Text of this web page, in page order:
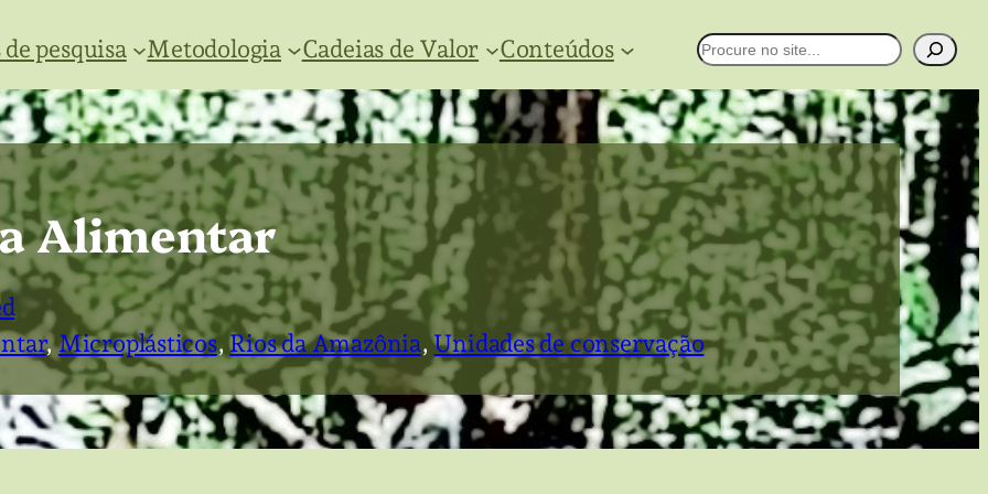
pesquisa Metodologia Cadeias de Valor Conteúdos Pesquisar
Alimentar
, Microplásticos, Rios da Amazônia, Unidades de conservação